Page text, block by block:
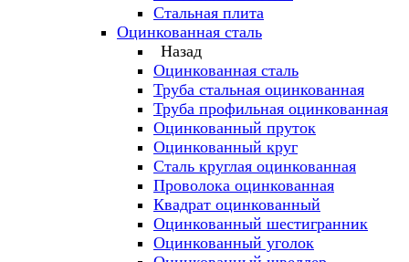
Стальная плита
Оцинкованная сталь
Назад
Оцинкованная сталь
Труба стальная оцинкованная
Труба профильная оцинкованная
Оцинкованный пруток
Оцинкованный круг
Сталь круглая оцинкованная
Проволока оцинкованная
Квадрат оцинкованный
Оцинкованный шестигранник
Оцинкованный уголок